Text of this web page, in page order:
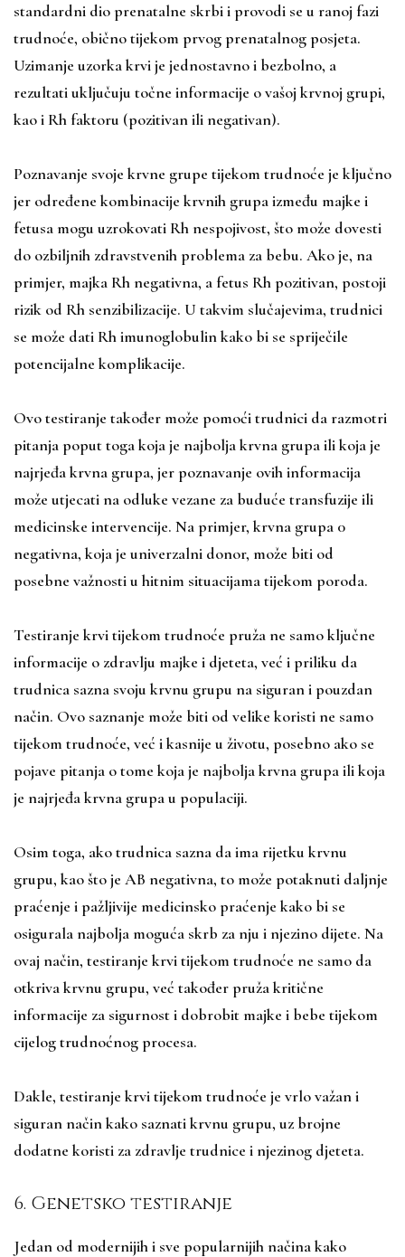
standardni dio prenatalne skrbi i provodi se u ranoj fazi
trudnoće, obično tijekom prvog prenatalnog posjeta.
Uzimanje uzorka krvi je jednostavno i bezbolno, a
rezultati uključuju točne informacije o vašoj krvnoj grupi,
kao i Rh faktoru (pozitivan ili negativan).
Poznavanje svoje krvne grupe tijekom trudnoće je ključno
jer određene kombinacije krvnih grupa između majke i
fetusa mogu uzrokovati Rh nespojivost, što može dovesti
do ozbiljnih zdravstvenih problema za bebu. Ako je, na
primjer, majka Rh negativna, a fetus Rh pozitivan, postoji
rizik od Rh senzibilizacije. U takvim slučajevima, trudnici
se može dati Rh imunoglobulin kako bi se spriječile
potencijalne komplikacije.
Ovo testiranje također može pomoći trudnici da razmotri
pitanja poput toga koja je najbolja krvna grupa ili koja je
najrjeđa krvna grupa, jer poznavanje ovih informacija
može utjecati na odluke vezane za buduće transfuzije ili
medicinske intervencije. Na primjer, krvna grupa 0
negativna, koja je univerzalni donor, može biti od
posebne važnosti u hitnim situacijama tijekom poroda.
Testiranje krvi tijekom trudnoće pruža ne samo ključne
informacije o zdravlju majke i djeteta, već i priliku da
trudnica sazna svoju krvnu grupu na siguran i pouzdan
način. Ovo saznanje može biti od velike koristi ne samo
tijekom trudnoće, već i kasnije u životu, posebno ako se
pojave pitanja o tome koja je najbolja krvna grupa ili koja
je najrjeđa krvna grupa u populaciji.
Osim toga, ako trudnica sazna da ima rijetku krvnu
grupu, kao što je AB negativna, to može potaknuti daljnje
praćenje i pažljivije medicinsko praćenje kako bi se
osigurala najbolja moguća skrb za nju i njezino dijete. Na
ovaj način, testiranje krvi tijekom trudnoće ne samo da
otkriva krvnu grupu, već također pruža kritične
informacije za sigurnost i dobrobit majke i bebe tijekom
cijelog trudnoćnog procesa.
Dakle, testiranje krvi tijekom trudnoće je vrlo važan i
siguran način kako saznati krvnu grupu, uz brojne
dodatne koristi za zdravlje trudnice i njezinog djeteta.
6. Genetsko testiranje
Jedan od modernijih i sve popularnijih načina kako